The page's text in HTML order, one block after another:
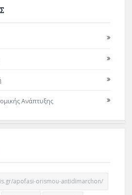
Ανάπτυξης
apofasi-orismou-antidimarchon/